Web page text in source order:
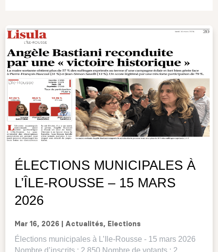
ÉLECTIONS MUNICIPALES À
L’ÎLE-ROUSSE – 15 MARS
2026
Mar 16, 2026 Actualités, Elections
Élections municipales à L’Ile-Rousse - 15 mars 2026